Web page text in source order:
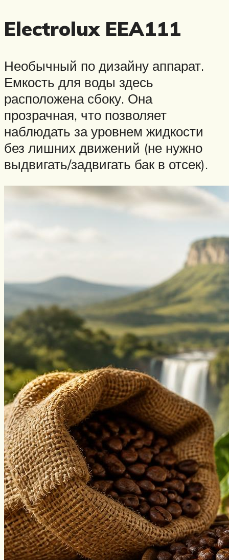
Electrolux EEA111
Необычный по дизайну аппарат.
Емкость для воды здесь
расположена сбоку. Она
прозрачная, что позволяет
наблюдать за уровнем жидкости
без лишних движений (не нужно
выдвигать/задвигать бак в отсек).